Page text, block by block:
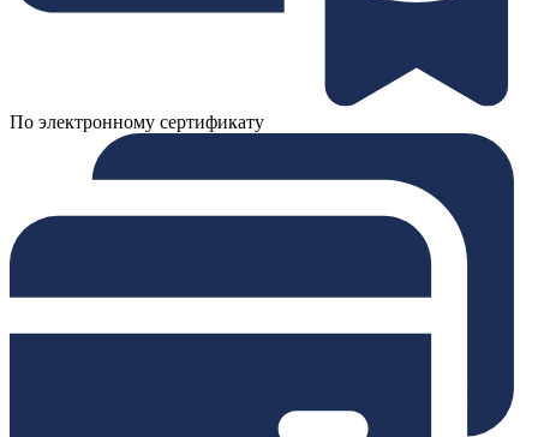
По электронному сертификату